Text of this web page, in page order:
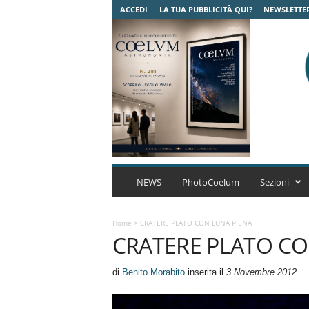
ACCEDI LA TUA PUBBLICITÀ QUI?
C
u
m
r
NEWS PhotoCoelum Sezioni
Home > CRATERE PLATO CON LUNA PIENA
CRATERE PLATO
di Benito Morabitoinserita il 3 Novembre 2012